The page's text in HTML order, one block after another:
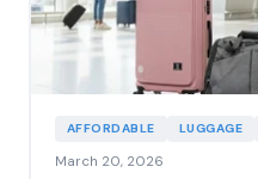
AFFORDABLE LUGGAGE
March 20, 2026